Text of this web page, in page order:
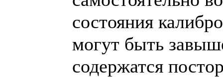
состояния
могут быть
содержатся